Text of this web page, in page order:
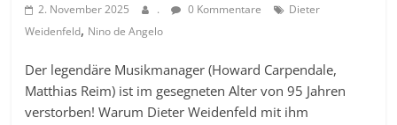
2. November 2025 . 0 Kommentare
Dieter
Weidenfeld, Nino de Angelo
Der legendäre Musikmanager (Howard Carpendale,
Matthias Reim) ist im gesegneten Alter von 95 Jahren
verstorben! Warum Dieter Weidenfeld mit ihm